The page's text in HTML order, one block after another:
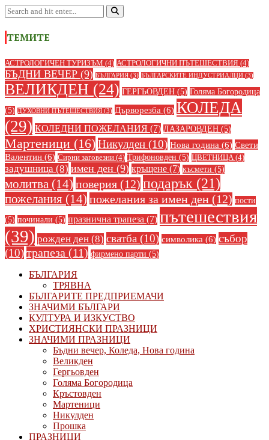
ТЕМИТЕ
АСТРОЛОГИЧЕН ТУРИЗЪМ (4) АСТРОЛОГИЧНИ ПЪТЕШЕСТВИЯ (4)
БЪДНИ ВЕЧЕР (9) БЪЛГАРИЯ (3) БЪЛГАРСКИТЕ ИНДУСТРИАЛЦИ (3)
ВЕЛИКДЕН (24) ГЕРГЬОВДЕН (5) Голяма Богородица
(5) ДУХОВНИ ПЪТЕШЕСТВИЯ (3) Дърворезба (6) КОЛЕДА
(29) КОЛЕДНИ ПОЖЕЛАНИЯ (7) ЛАЗАРОВДЕН (5)
Мартеници (16)Никулден (10) Нова година (6) Свети
Валентин (6) Сирни заговезни (4) Трифоновден (5) ЦВЕТНИЦА (4)
задушница (8) имен ден (9) кръщене (7) късмети (5)
молитва (14) поверия (12) подарък (21)
пожелания (14) пожелания за имен ден (12) пости
(5) починали (5) празнична трапеза (7) пътешествия
(39) рожден ден (8) сватба (10) символика (6) събор
(10)трапеза (11) фирмено парти (5)
БЪЛГАРИЯ
ТРЯВНА
БЪЛГАРИТЕ ПРЕДПРИЕМАЧИ
ЗНАЧИМИ БЪЛГАРИ
КУЛТУРА И ИЗКУСТВО
ХРИСТИЯНСКИ ПРАЗНИЦИ
ЗНАЧИМИ ПРАЗНИЦИ
Бъдни вечер, Коледа, Нова година
Великден
Гергьовден
Голяма Богородица
Кръстовден
Мартеници
Никулден
Прошка
ПРАЗНИЦИ